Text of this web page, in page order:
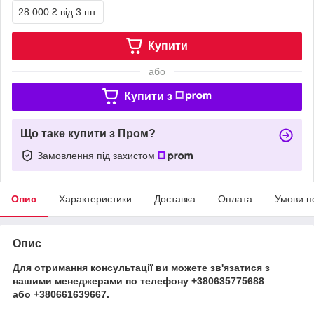
28 000 ₴ від 3 шт.
Купити
або
Купити з
Що таке купити з Пром?
Замовлення під захистом
Опис Характеристики Доставка Оплата Умови
Опис
Для отримання консультації ви можете зв'язатися з
нашими менеджерами по телефону +380635775688
або +380661639667.